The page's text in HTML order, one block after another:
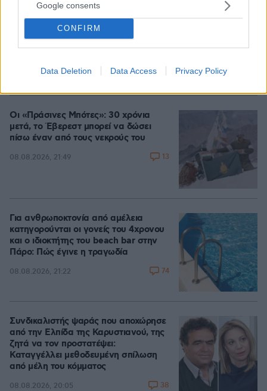
Google consents
CONFIRM
Data Deletion Data Access Privacy Policy
Σοβαρό τροχαίο από αναστροφή ΙΧ
στην Αθηνών-Σουνίου: Συγκρούστηκε
με μηχανή της ΔΙΑΣ, δύο αστυνομικοί
τραυματίες, βίντεο
86
Οι «Πράσινες Μπότες»: 30 χρόνια
μετά, το Έβερεστ μπορεί να δώσει
πίσω έναν από τους νεκρούς του
08.08.2026, 21:49 13
Για ανθρωποκτονία από αμέλεια
κατηγορούνται οι γονείς του 4χρονου
και ο ιδιοκτήτης του beach bar στην
Πάρο: Πώς έγινε η τραγωδία
08.08.2026, 21:22 74
Συνδικαλιστής ψαράς που αποχώρησε
από την Ελπίδα της Καρυστιανού, της
ζητά να τον προστατέψει:
Καταγγέλλει μεθοδευμένη σπίλωση
από μέλη του κόμματος
08.08.2026, 20:05 38